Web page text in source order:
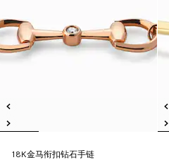
18K金马衔扣钻石手链